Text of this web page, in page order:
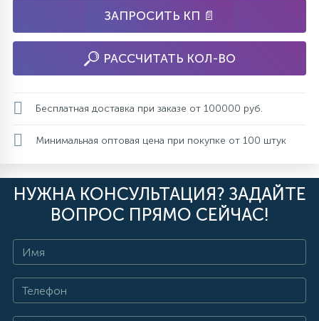
ЗАПРОСИТЬ КП 📄
РАССЧИТАТЬ КОЛ-ВО
Бесплатная доставка при заказе от 100000 руб.
Минимальная оптовая цена при покупке от 100 штук
НУЖНА КОНСУЛЬТАЦИЯ? ЗАДАЙТЕ
ВОПРОС ПРЯМО СЕЙЧАС!